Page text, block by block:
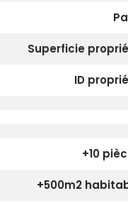
Superficie
ID
+10
+500m2